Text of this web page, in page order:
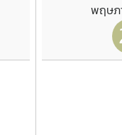
พฤษภ